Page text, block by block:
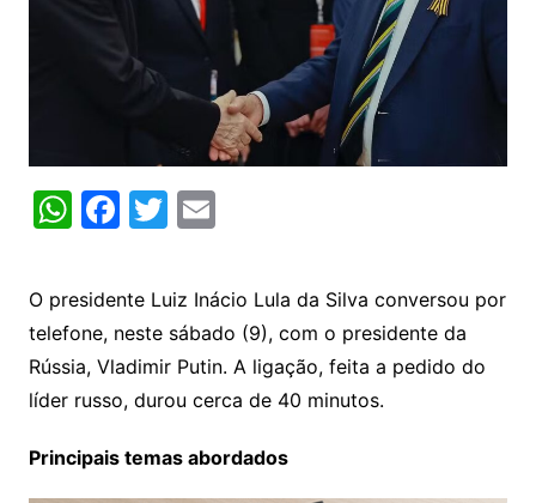
W
at
s
A
p
p
F
c
e
b
o
o
k
T
itt
er
E
ai
l
O presidente Luiz Inácio Lula da Silva conversou por
telefone, neste sábado (9), com o presidente da
Rússia, Vladimir Putin. A ligação, feita a pedido do
líder russo, durou cerca de 40 minutos.
Principais temas abordados